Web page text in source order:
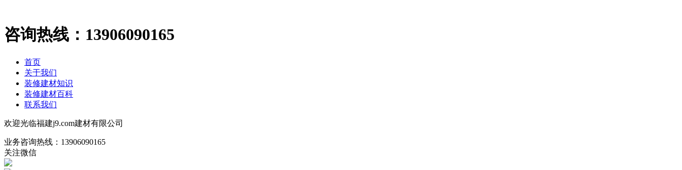
咨询热线： 13906090165
首页
关于我们
装修建材知识
装修建材百科
联系我们
欢迎光临福建j9.com建材有限公司
业务咨询热线： 13906090165
关注微信